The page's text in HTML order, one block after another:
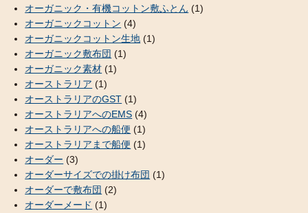
オーガニック・有機コットン敷ふとん (1)
オーガニックコットン (4)
オーガニックコットン生地 (1)
オーガニック敷布団 (1)
オーガニック素材 (1)
オーストラリア (1)
オーストラリアのGST (1)
オーストラリアへのEMS (4)
オーストラリアへの船便 (1)
オーストラリアまで船便 (1)
オーダー (3)
オーダーサイズでの掛け布団 (1)
オーダーで敷布団 (2)
オーダーメード (1)